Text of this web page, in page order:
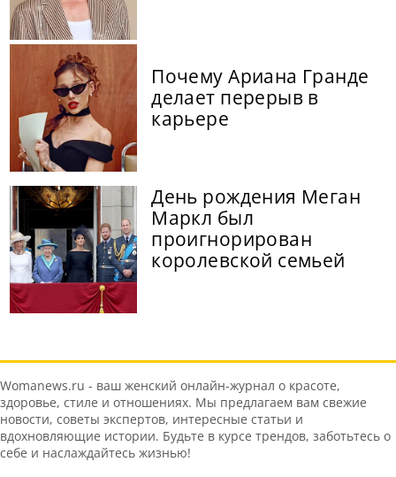
Почему Ариана Гранде
делает перерыв в
карьере
День рождения Меган
Маркл был
проигнорирован
королевской семьей
Womanews.ru - ваш женский онлайн-журнал о красоте,
здоровье, стиле и отношениях. Мы предлагаем вам свежие
новости, советы экспертов, интересные статьи и
вдохновляющие истории. Будьте в курсе трендов, заботьтесь о
себе и наслаждайтесь жизнью!